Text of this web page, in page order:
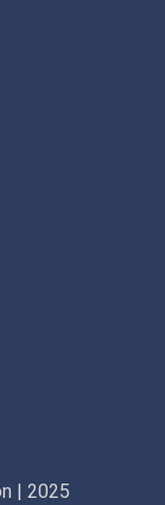
| 2025